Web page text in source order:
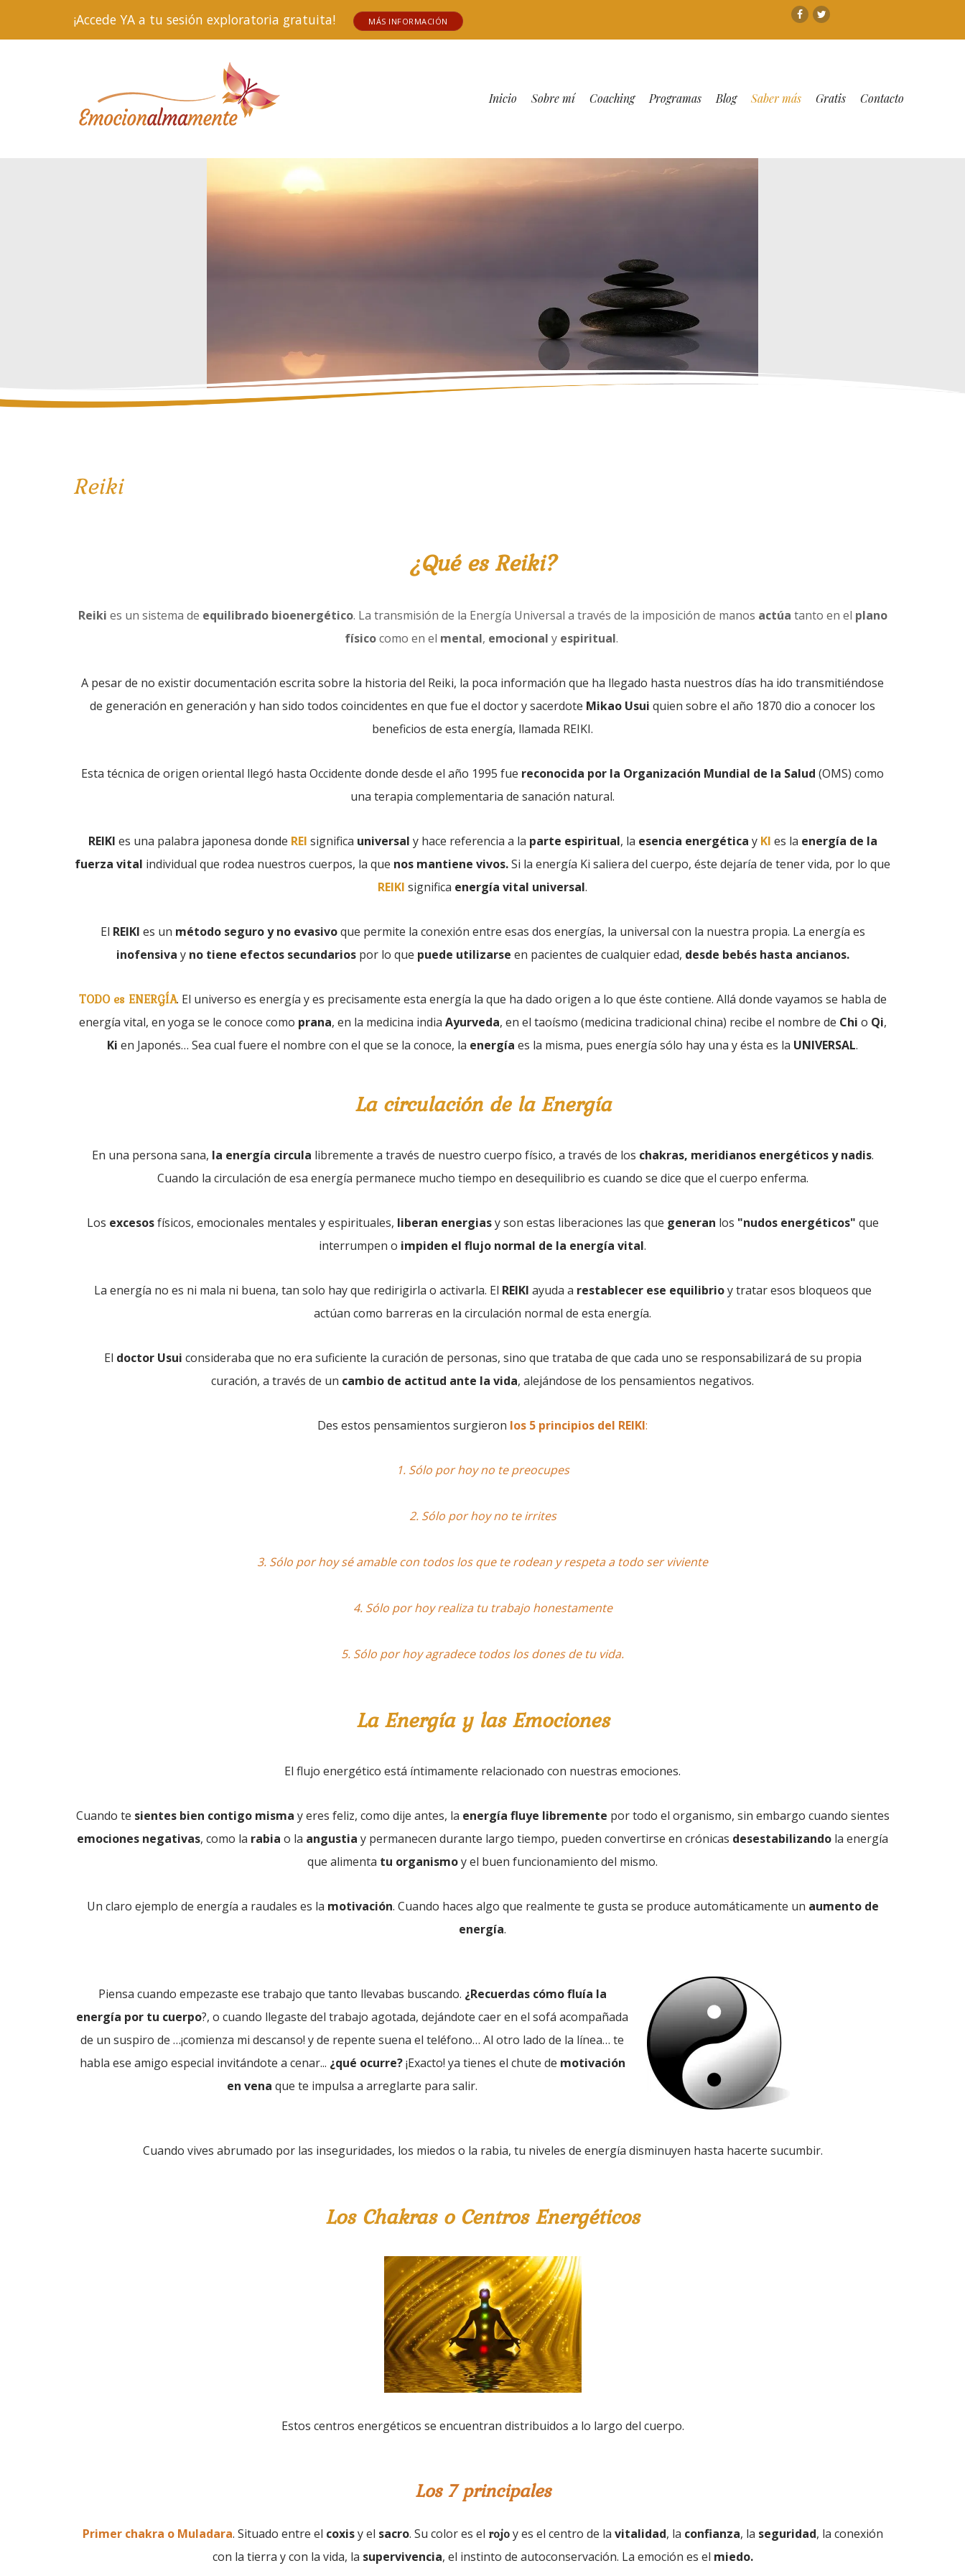
¡Accede YA a tu sesión exploratoria gratuita! MÁS INFORMACIÓN Facebook
Twitter
Inicio Sobre mí Coaching Programas Blog Saber más Gratis Contacto
Reiki
¿Quées Reiki?
Reiki es un sistema de equilibrado bioenergético. La transmisión de la Energía Universal a través de la imposición de manos actúa tanto en el plano
físicocomo en el mental, emocional y espiritual.
A pesar de no existir documentación escrita sobre la historia del Reiki, la poca información que ha llegado hasta nuestros días ha ido transmitiéndose
de generación en generación y han sido todos coincidentes en que fue el doctor y sacerdote Mikao Usui quien sobre el año 1870 dio a conocer los
beneficios de esta energía, llamada REIKI.
Esta técnica de origen oriental llegó hasta Occidente donde desde el año 1995 fue reconocida por la Organización Mundial de la Salud (OMS) como
una terapia complementaria de sanación natural.
REIKI es una palabra japonesa donde REI significa universal y hace referencia a la parte espiritual, la esencia energética y KI es la energía de la
fuerza vital individual que rodea nuestros cuerpos, la que nos mantiene vivos.Si la energía Ki saliera del cuerpo, éste dejaría de tener vida, por lo que
REIKI significa energía vital universal.
El REIKI es un método seguro y no evasivoque permite la conexión entre esas dos energías, la universal con la nuestra propia. La energía es
inofensiva y no tiene efectos secundariospor lo que puede utilizarse en pacientes de cualquier edad, desde bebés hasta ancianos.
TODO es ENERGÍA. El universo es energía y es precisamente esta energía la que ha dado origen a lo que éste contiene. Allá donde vayamos se habla de
energía vital, en yoga se le conoce como prana, en la medicina india Ayurveda, en el taoísmo (medicina tradicional china) recibe el nombre de Chi o Qi,
Ki en Japonés… Sea cual fuere el nombre con el que se la conoce, la energía es la misma, pues energía sólo hay una y ésta es la UNIVERSAL.
La circulaciónde la Energía
En una persona sana, la energía circula libremente a través de nuestro cuerpo físico, a través de los chakras, meridianos energéticosy nadis.
Cuando la circulación de esa energía permanece mucho tiempo en desequilibrio es cuando se dice que el cuerpo enferma.
Los excesosfísicos, emocionales mentales y espirituales, liberan energiasy son estas liberaciones las que generan los "nudos energéticos" que
interrumpen o impiden el flujo normal de la energía vital.
La energía no es ni mala ni buena, tan solo hay que redirigirla o activarla. El REIKI ayuda a restablecer ese equilibrioy tratar esos bloqueos que
actúan como barreras en la circulación normal de esta energía.
El doctor Usui consideraba que no era suficiente la curación de personas, sino que trataba de que cada uno se responsabilizará de su propia
curación, a través de un cambio de actitud ante la vida, alejándose de los pensamientos negativos.
Des estos pensamientos surgieron los 5 principios del REIKI:
1. Sólo por hoy no te preocupes
2. Sólo por hoy no te irrites
3. Sólo por hoy sé amable con todos los que te rodean y respeta a todo ser viviente
4. Sólo por hoy realiza tu trabajo honestamente
5. Sólo por hoy agradece todos los dones de tu vida.
LaEnergíay lasEmociones
El flujo energético está íntimamente relacionado con nuestras emociones.
Cuando te sientes bien contigo misma y eres feliz, como dije antes, la energía fluye libremente por todo el organismo, sin embargo cuando sientes
emociones negativas, como la rabia o la angustia y permanecen durante largo tiempo, pueden convertirse en crónicas desestabilizando la energía
que alimenta tu organismoy el buen funcionamiento del mismo.
Un claro ejemplo de energía a raudales es la motivación. Cuando haces algo que realmente te gusta se produce automáticamente un aumento de
energía.
Piensa cuando empezaste ese trabajo que tanto llevabas buscando. ¿Recuerdas cómo fluía la
energía por tu cuerpo?, o cuando llegaste del trabajo agotada, dejándote caer en el sofá acompañada
de un suspiro de …¡comienza mi descanso! y de repente suena el teléfono… Al otro lado de la línea… te
habla ese amigo especial invitándote a cenar... ¿qué ocurre?¡Exacto! ya tienes el chute de motivación
en vena que te impulsa a arreglarte para salir.
Cuando vives abrumado por las inseguridades, los miedos o la rabia, tu niveles de energía disminuyen hasta hacerte sucumbir.
Los Chakras o Centros Energéticos
Estos centros energéticos se encuentran distribuidos a lo largo del cuerpo.
Los 7 principales
Primer chakra o Muladara. Situado entre el coxisy el sacro. Su color es el rojoy es el centro de la vitalidad, la confianza, la seguridad, la conexión
con la tierra y con la vida, la supervivencia, el instinto de autoconservación. La emoción es el miedo.